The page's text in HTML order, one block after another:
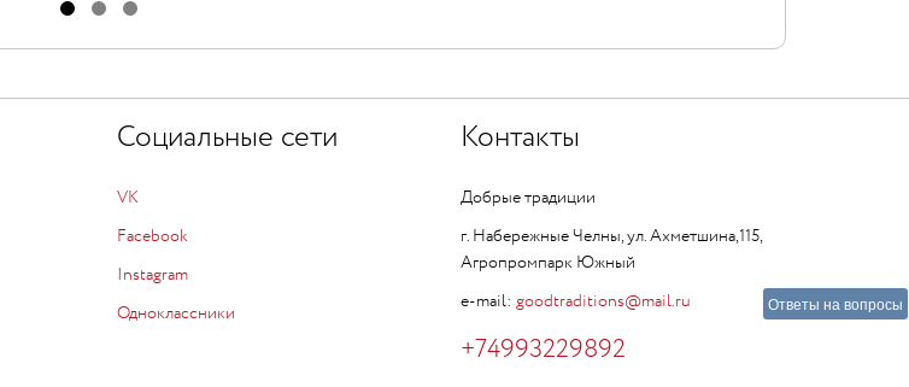
Социальные сети
VK
Facebook
Instagram
Одноклассники
Контакты
Добрые традиции
г. Набережные Челны, ул. Ахметшина,115,
Агропромпарк Южный
e-mail: goodtraditions@mail.ru
+74993229892
Ответы на вопросы